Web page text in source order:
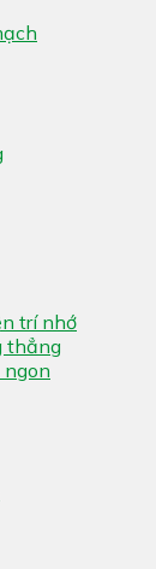
trí nhớ
thẳng
ngon